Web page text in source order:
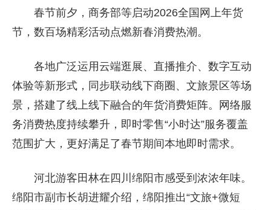
春节前夕，商务部等启动2026全国网上年货
节，数百场精彩活动点燃新春消费热潮。
各地广泛运用云端逛展、直播推介、数字互动
体验等新形式，同步联动线下商圈、文旅景区等场
景，搭建了线上线下融合的年货消费矩阵。网络服
务消费热度持续攀升，即时零售“小时达”服务覆盖
范围扩大，更好满足了春节期间本地即时需求。
河北游客田林在四川绵阳市感受到浓浓年味。
绵阳市副市长胡进耀介绍，绵阳推出“文旅+微短